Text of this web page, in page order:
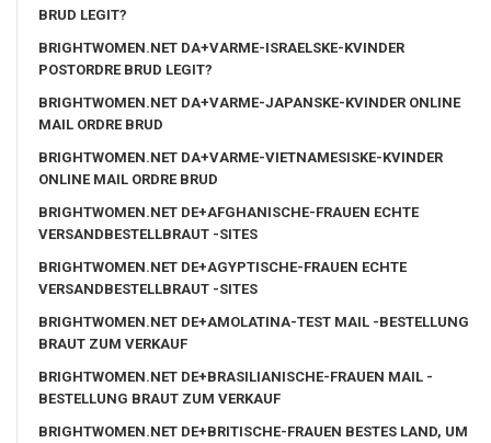
BRUD LEGIT?
BRIGHTWOMEN.NET DA+VARME-ISRAELSKE-KVINDER
POSTORDRE BRUD LEGIT?
BRIGHTWOMEN.NET DA+VARME-JAPANSKE-KVINDER ONLINE
MAIL ORDRE BRUD
BRIGHTWOMEN.NET DA+VARME-VIETNAMESISKE-KVINDER
ONLINE MAIL ORDRE BRUD
BRIGHTWOMEN.NET DE+AFGHANISCHE-FRAUEN ECHTE
VERSANDBESTELLBRAUT -SITES
BRIGHTWOMEN.NET DE+AGYPTISCHE-FRAUEN ECHTE
VERSANDBESTELLBRAUT -SITES
BRIGHTWOMEN.NET DE+AMOLATINA-TEST MAIL -BESTELLUNG
BRAUT ZUM VERKAUF
BRIGHTWOMEN.NET DE+BRASILIANISCHE-FRAUEN MAIL -
BESTELLUNG BRAUT ZUM VERKAUF
BRIGHTWOMEN.NET DE+BRITISCHE-FRAUEN BESTES LAND, UM